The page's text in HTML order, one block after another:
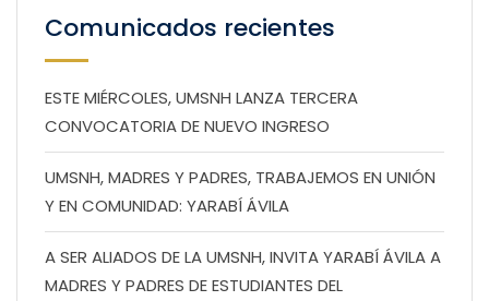
Comunicados recientes
ESTE MIÉRCOLES, UMSNH LANZA TERCERA
CONVOCATORIA DE NUEVO INGRESO
UMSNH, MADRES Y PADRES, TRABAJEMOS EN UNIÓN
Y EN COMUNIDAD: YARABÍ ÁVILA
A SER ALIADOS DE LA UMSNH, INVITA YARABÍ ÁVILA A
MADRES Y PADRES DE ESTUDIANTES DEL